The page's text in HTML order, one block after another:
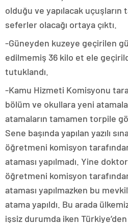
olduğu ve yapılacak
seferler olacağı ortaya çıktı.
-Güneyden kuzeye geçirilen
edilmemiş 36 kilo et ele
tutuklandı.
-Kamu Hizmeti Komisyonu
bölüm ve okullara yeni
atamaların tamamen torpile
Sene başında yapılan yazılı
öğretmeni komisyon
ataması yapılmadı. Yine
öğretmeni komisyon
ataması yapılmazken bu
atama yapıldı. Bu arada
işsiz durumda iken